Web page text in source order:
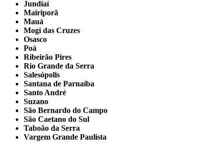
Jundiaí
Mairiporã
Mauá
Mogi das Cruzes
Osasco
Poá
Ribeirão Pires
Rio Grande da Serra
Salesópolis
Santana de Parnaíba
Santo André
Suzano
São Bernardo do Campo
São Caetano do Sul
Taboão da Serra
Vargem Grande Paulista